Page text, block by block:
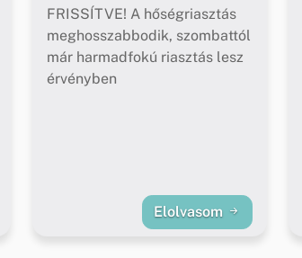
FRISSÍTVE! A hőségriasztás
meghosszabbodik, szombattól
már harmadfokú riasztás lesz
érvényben
Elolvasom